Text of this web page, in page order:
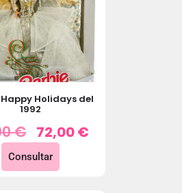
Holidays del
1992
€ 72,00€
Consultar